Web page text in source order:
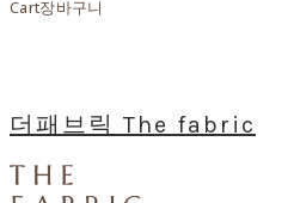
Cart장바구니
더패브릭 The fabric